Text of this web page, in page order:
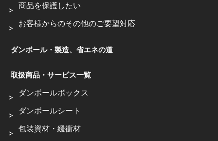
商品を保護したい
お客様からのその他のご要望対応
ダンボール・製造、省エネの道
取扱商品・サービス一覧
ダンボールボックス
ダンボールシート
包装資材・緩衝材